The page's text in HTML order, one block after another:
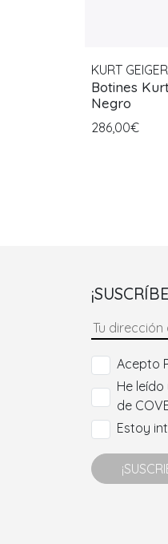
KURT GEIGER
Botines
Negro
286,00€
Acepto
He
de
Estoy